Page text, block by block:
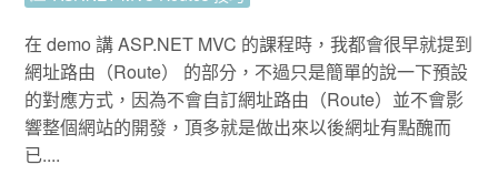
在 demo 講 ASP.NET MVC 的課程時，我都會很早就提到
網址路由（Route） 的部分，不過只是簡單的說一下預設
的對應方式，因為不會自訂網址路由（Route）並不會影
響整個網站的開發，頂多就是做出來以後網址有點醜而
已....